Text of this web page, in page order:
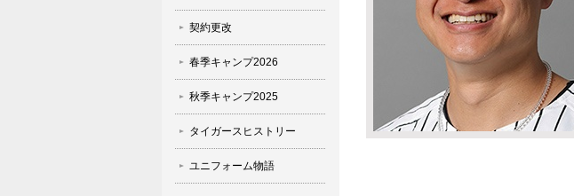
契約更改
春季キャンプ2026
秋季キャンプ2025
タイガースヒストリー
ユニフォーム物語